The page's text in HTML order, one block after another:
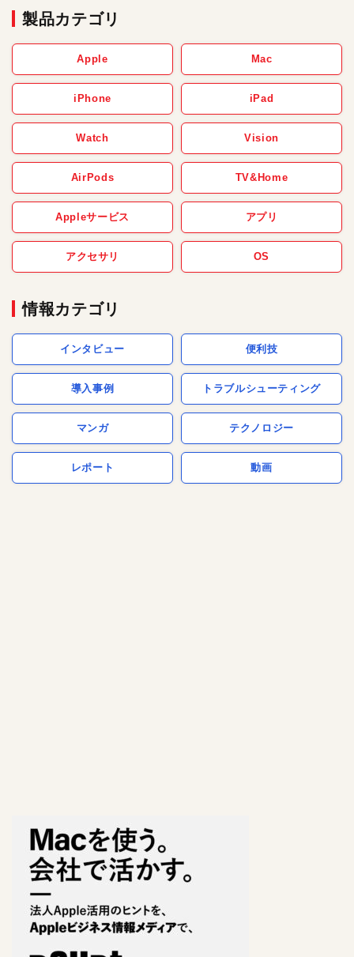
製品カテゴリ
Apple Mac
iPhone iPad
Watch Vision
AirPods TV&Home
Appleサービス アプリ
アクセサリ OS
情報カテゴリ
インタビュー 便利技
導入事例 トラブルシューティング
マンガ テクノロジー
レポート 動画